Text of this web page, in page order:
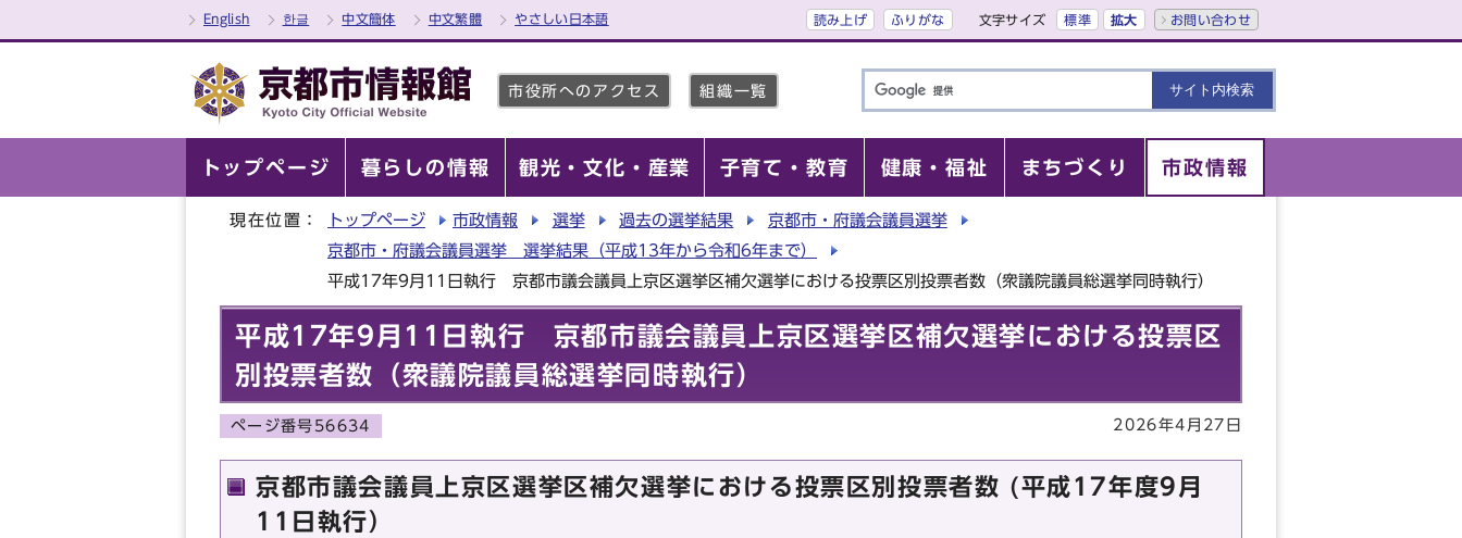
English 한글 中文簡体 中文繁體 やさしい日本語 読み上げ ふりがな 文字サイズ 標準 拡大 お問い合わせ
市役所へのアクセス 組織一覧
トップページ 暮らしの情報 観光・文化・産業 子育て・教育 健康・福祉 まちづくり 市政情報
現在位置： トップページ 市政情報 選挙 過去の選挙結果
京都市・府議会議員選挙
京都市・府議会議員選挙 選挙結果（平成13年から令和6年まで）
平成17年9月11日執行 京都市議会議員上京区選挙区補欠選挙における投票区別投票者数（衆議院議員総選挙同時執行）
平成17年9月11日執行 京都市議会議員上京区選挙区補欠選挙における投票区
別投票者数（衆議院議員総選挙同時執行）
ページ番号56634 2026年4月27日
京都市議会議員上京区選挙区補欠選挙における投票区別投票者数 (平成17年度9月
11日執行）